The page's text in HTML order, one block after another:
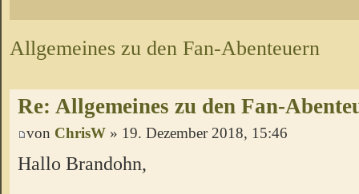
Allgemeines zu den Fan-Abenteuern
Re: Allgemeines zu den Fan-
von ChrisW » 19. Dezember 2018, 15:46
Hallo Brandohn,